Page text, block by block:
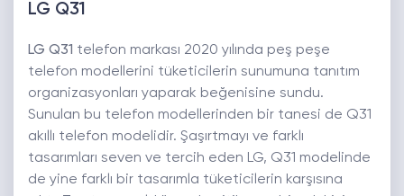
LG Q31
LG Q31 telefon markası 2020 yılında peş peşe
telefon modellerini tüketicilerin sunumuna tanıtım
organizasyonları yaparak beğenisine sundu.
Sunulan bu telefon modellerinden bir tanesi de Q31
akıllı telefon modelidir. Şaşırtmayı ve farklı
tasarımları seven ve tercih eden LG, Q31 modelinde
de yine farklı bir tasarımla tüketicilerin karşısına